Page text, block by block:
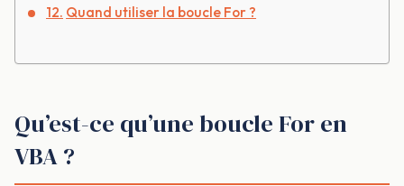
Quand utiliser la boucle For ?
Qu’est-ce qu’une boucle For en
VBA ?